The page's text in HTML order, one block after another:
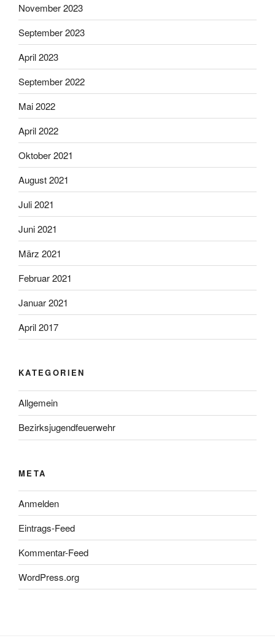
November 2023
September 2023
April 2023
September 2022
Mai 2022
April 2022
Oktober 2021
August 2021
Juli 2021
Juni 2021
März 2021
Februar 2021
Januar 2021
April 2017
KATEGORIEN
Allgemein
Bezirksjugendfeuerwehr
META
Anmelden
Eintrags-Feed
Kommentar-Feed
WordPress.org